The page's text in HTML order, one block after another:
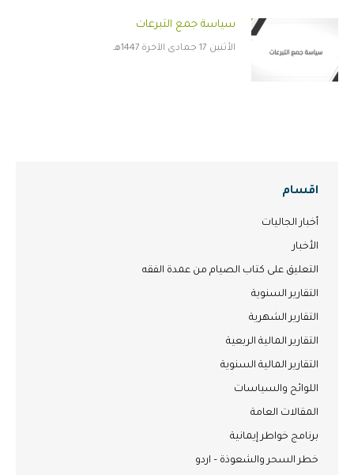
سياسة جمع التبرعات
الأثنين 17 جمادى الآخرة 1447هـ
اقسام
أخبار الجاليات
الأخبار
التعليق على كتاب الصيام من عمدة الفقه
التقارير السنوية
التقارير الشهرية
التقارير المالية الربعية
التقارير المالية السنوية
اللوائح والسياسات
المقالات العامة
برنامج خواطر إيمانية
خطر السحر والشعوذة – اردو